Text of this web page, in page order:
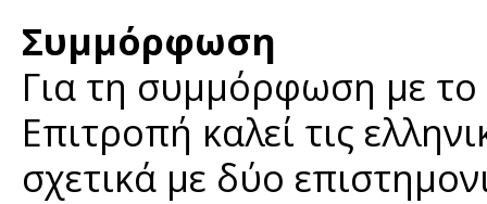
Συμμόρφωση
Για τη συμμόρφωση με
Επιτροπή καλεί τις
σχετικά με δύο